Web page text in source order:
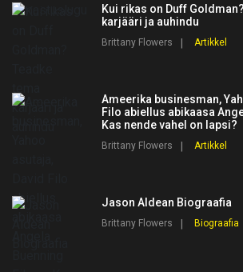
Kui rikas on Duff
karjääri ja auhindu
Brittany Flowers Artikkel
Ameerika businesman,
Filo abiellus abikaasa
Kas nende vahel on lapsi?
Brittany Flowers Artikkel
Jason Aldean Biograafia
Brittany Flowers Biograafia